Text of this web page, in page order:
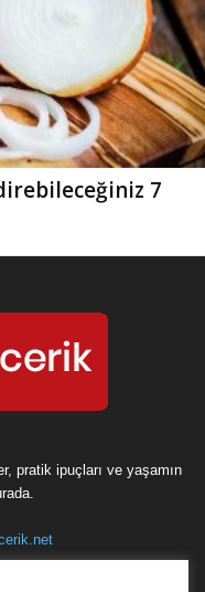
7
pratik ipuçları ve yaşamın